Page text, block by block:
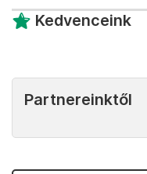
Kedvenceink
Partnereinktől